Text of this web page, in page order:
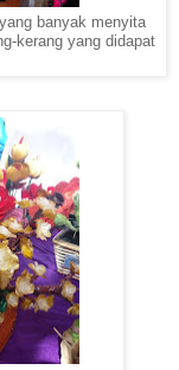
banyak menyita
kerang yang didapat